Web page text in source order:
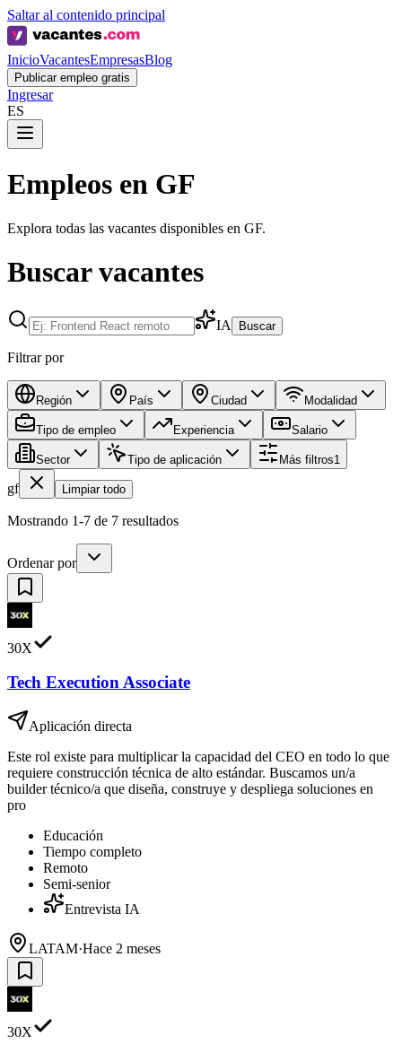
Saltar al contenido principal
InicioVacantesEmpresasBlog
Publicar empleo gratis
Ingresar
ES
Empleos en GF
Explora todas las vacantes disponibles en GF.
Buscar vacantes
IA Buscar
Filtrar por
Región País Ciudad Modalidad
Tipo de empleo Experiencia Salario
Sector Tipo de aplicación Más filtros1
gf Limpiar todo
Mostrando 1-7 de 7 resultados
Ordenar por
30X
Tech Execution Associate
Aplicación directa
Este rol existe para multiplicar la capacidad del CEO en todo lo que
requiere construcción técnica de alto estándar. Buscamos un/a
builder técnico/a que diseña, construye y despliega soluciones en
pro
Educación
Tiempo completo
Remoto
Semi-senior
Entrevista IA
LATAM·Hace 2 meses
30X